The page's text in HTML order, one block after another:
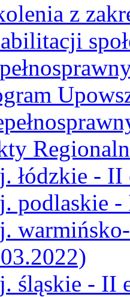
z
łódzkie - II
podlaskie -
śląskie - II